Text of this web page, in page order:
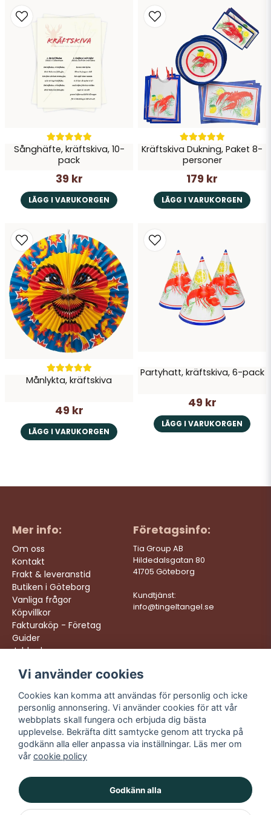
Sånghäfte, kräftskiva, 10-
pack
39 kr
LÄGG I VARUKORGEN
Kräftskiva Dukning, Paket 8-
personer
179 kr
LÄGG I VARUKORGEN
Månlykta, kräftskiva
49 kr
LÄGG I VARUKORGEN
Partyhatt, kräftskiva, 6-pack
49 kr
LÄGG I VARUKORGEN
Mer info:
Om oss
Kontakt
Frakt & leveranstid
Butiken i Göteborg
Vanliga frågor
Köpvillkor
Fakturaköp - Företag
Guider
Jobba hos oss
Företagsinfo:
Tia Group AB
Hildedalsgatan 80
41705 Göteborg
Kundtjänst:
info@tingeltangel.se
Följ oss:
Instagram
Facebook
TikTok
YouTube
Vi levererar:
Snabba leveranser
Trygga köp
Fri frakt över 499:-
Trevlig kundtjänst
Vi använder cookies
Cookies kan komma att användas för personlig och icke
personlig annonsering. Vi använder cookies för att vår
webbplats skall fungera och erbjuda dig bästa
upplevelse. Bekräfta ditt samtycke genom att trycka på
godkänn alla eller anpassa via inställningar. Läs mer om
vår cookie policy
Godkänn alla